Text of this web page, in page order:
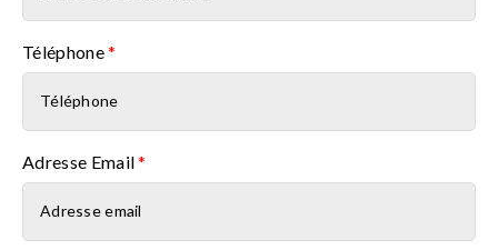
Téléphone*
Adresse Email*